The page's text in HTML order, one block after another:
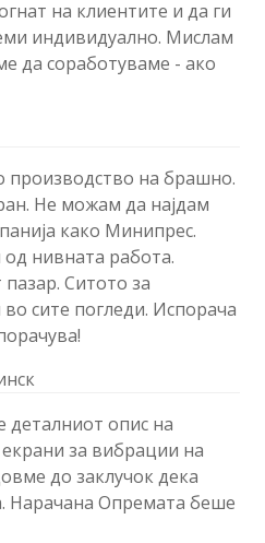
на клиентите и да ги
индивидуално. Мислам
да соработуваме - ако
производство на брашно.
Не можам да најдам
како Минипрес.
нивната работа.
Ситото за
сите погледи. Испорача
деталниот опис на
за вибрации на
до заклучок дека
Нарачана Опремата беше